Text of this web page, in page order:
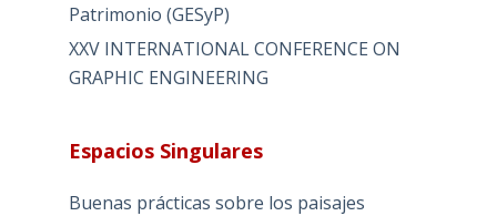
Patrimonio (GESyP)
XXV INTERNATIONAL CONFERENCE ON
GRAPHIC ENGINEERING
Espacios Singulares
Buenas prácticas sobre los paisajes